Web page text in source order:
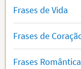
Frases de Vida
Frases de
Frases